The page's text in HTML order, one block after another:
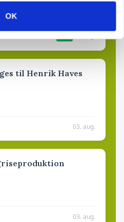
OK
til Henrik Haves
03. aug.
03. aug.